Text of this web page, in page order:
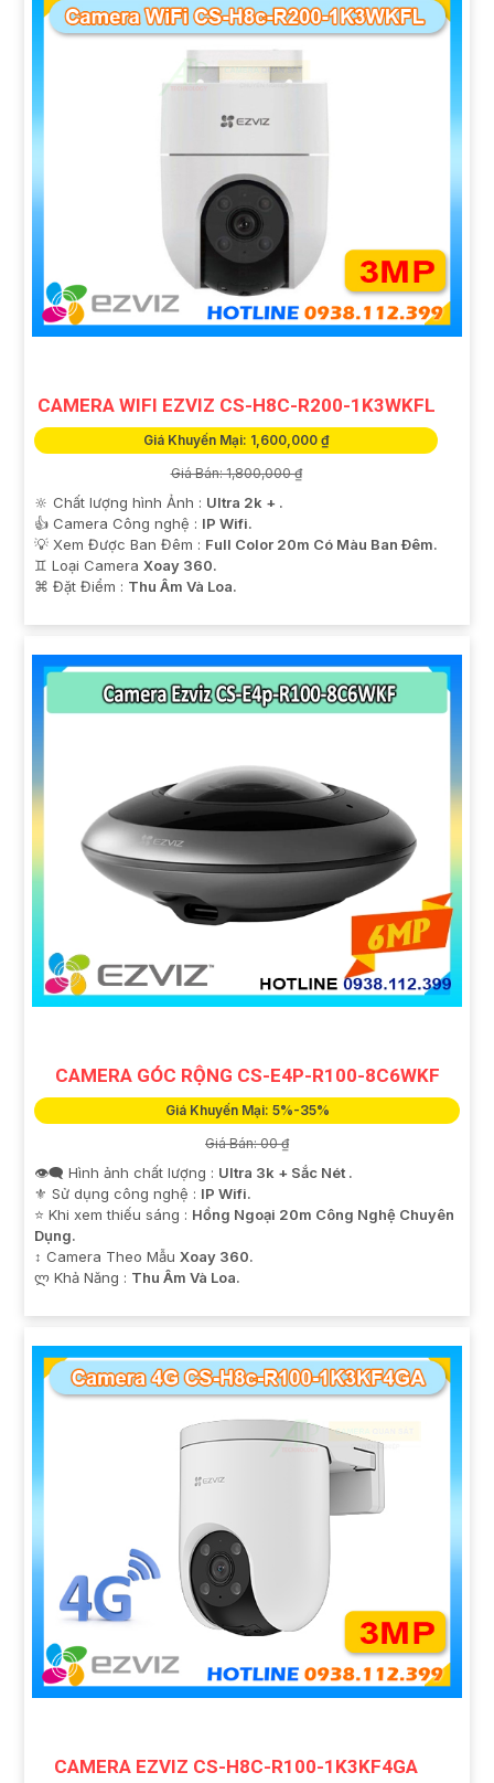
CAMERA WIFI EZVIZ CS-H8C-R200-1K3WKFL
Giá Khuyến Mại: 1,600,000 ₫
Giá Bán: 1,800,000 ₫
🔆 Chất lượng hình Ảnh : Ultra 2k + .
👍 Camera Công nghệ : IP Wifi.
💡 Xem Được Ban Đêm : Full Color 20m Có Màu Ban Ðêm.
♊ Loại Camera Xoay 360.
️⌘ Đặt Điểm : Thu Âm Và Loa.
CAMERA GÓC RỘNG CS-E4P-R100-8C6WKF
Giá Khuyến Mại: 5%-35%
Giá Bán: 00 ₫
👁️‍🗨 Hình ảnh chất lượng : Ultra 3k + Sắc Nét .
⚜️ Sử dụng công nghệ : IP Wifi.
⭐ Khi xem thiếu sáng : Hồng Ngoại 20m Công Nghệ Chuyên
Dụng.
↕️ Camera Theo Mẫu Xoay 360.
️ლ Khả Năng : Thu Âm Và Loa.
CAMERA EZVIZ CS-H8C-R100-1K3KF4GA